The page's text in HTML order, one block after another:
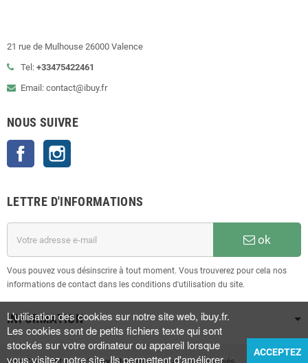
21 rue de Mulhouse 26000 Valence
Tel: +33475422461
Email: contact@ibuy.fr
NOUS SUIVRE
Facebook
LETTRE D'INFORMATIONS
ok
Vous pouvez vous désinscrire à tout moment. Vous trouverez pour cela nos
informations de contact dans les conditions d'utilisation du site.
INFORMATION
L'utilisation des cookies sur notre site web, ibuy.fr.
Les cookies sont de petits fichiers texte qui sont
stockés sur votre ordinateur ou appareil lorsque
vous visitez notre site. Ils permettent d'améliorer
ACCEPTEZ